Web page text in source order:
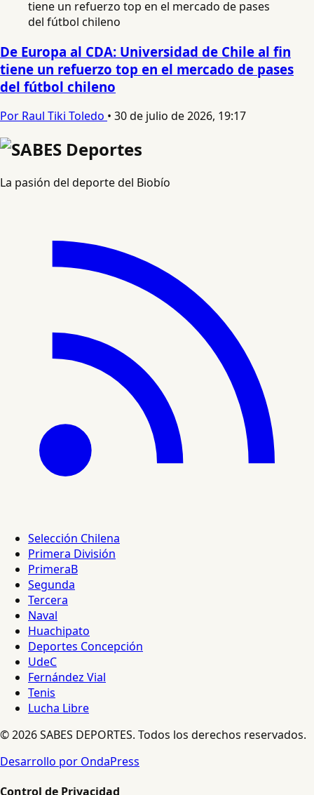
De Europa al CDA: Universidad de Chile al fin
tiene un refuerzo top en el mercado de pases
del fútbol chileno
Por Raul Tiki Toledo • 30 de julio de 2026, 19:17
La pasión del deporte del Biobío
Selección Chilena
Primera División
PrimeraB
Segunda
Tercera
Naval
Huachipato
Deportes Concepción
UdeC
Fernández Vial
Tenis
Lucha Libre
© 2026 SABES DEPORTES. Todos los derechos reservados.
Desarrollo por OndaPress
Control de Privacidad